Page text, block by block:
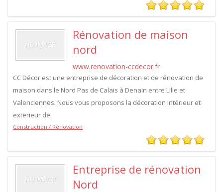
Rénovation de maison
nord
www.renovation-ccdecor.fr
CC Décor est une entreprise de décoration et de rénovation de
maison dans le Nord Pas de Calais à Denain entre Lille et
Valenciennes. Nous vous proposons la décoration intérieur et
exterieur de
Construction / Rénovation
Entreprise de rénovation
Nord